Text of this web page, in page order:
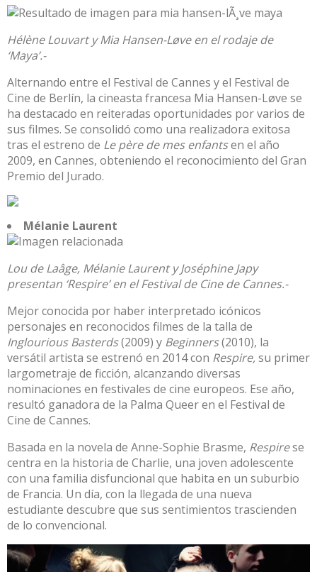
Hélène Louvart y Mia Hansen-Løve en el rodaje de
‘Maya’.-
Alternando entre el Festival de Cannes y el Festival de
Cine de Berlín, la cineasta francesa Mia Hansen-Løve se
ha destacado en reiteradas oportunidades por varios de
sus filmes. Se consolidó como una realizadora exitosa
tras el estreno de Le père de mes enfantsen el año
2009, en Cannes, obteniendo el reconocimiento del Gran
Premio del Jurado.
Mélanie Laurent
Lou de Laâge, Mélanie Laurent y Joséphine Japy
presentan ‘Respire’ en el Festival de Cine de Cannes.-
Mejor conocida por haber interpretado icónicos
personajes en reconocidos filmes de la talla de
Inglourious Basterds(2009) y Beginners(2010), la
versátil artista se estrenó en 2014 con Respire,su primer
largometraje de ficción, alcanzando diversas
nominaciones en festivales de cine europeos. Ese año,
resultó ganadora de la Palma Queer en el Festival de
Cine de Cannes.
Basada en la novela de Anne-Sophie Brasme, Respirese
centra en la historia de Charlie, una joven adolescente
con una familia disfuncional que habita en un suburbio
de Francia. Un día, con la llegada de una nueva
estudiante descubre que sus sentimientos trascienden
de lo convencional.